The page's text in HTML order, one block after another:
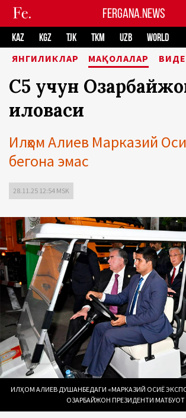
FERGANA.NEWS
KAZ KGZ TJK TKM UZB WORLD
ЯНГИЛИКЛАР МАҚОЛАЛАР
С5 учун
иловаси
Илҳом Алиев Марказий
бегона эмас
28.11.25 12:54 MSK
ИЛҲОМ АЛИЕВ ДУШАНБЕДАГИ «МАРКАЗИЙ ОСИЁ ЭКСПО
ОЗАРБАЙЖОН ПРЕЗИДЕНТИ